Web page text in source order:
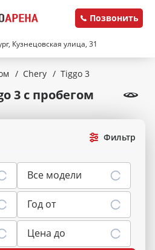
Кузнецовская улица, 31
Позвонить
/ Chery / Tiggo 3
3 с пробегом
Фильтр
Все модели
Год от
Цена до